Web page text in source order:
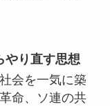
やり直す思想
会を一気に築
命、ソ連の共